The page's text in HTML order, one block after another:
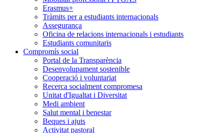
Erasmus+
Tràmits per a estudiants internacionals
Assegurança
Oficina de relacions internacionals i estudiants
Estudiants comunitaris
Compromís social
Portal de la Transparència
Desenvolupament sostenible
Cooperació i voluntariat
Recerca socialment compromesa
Unitat d'Igualtat i Diversitat
Medi ambient
Salut mental i benestar
Beques i ajuts
Activitat pastoral